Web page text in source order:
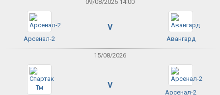
09/08/2026 14:00
Арсенал-2
V
Авангард
15/08/2026
V
Арсенал-2